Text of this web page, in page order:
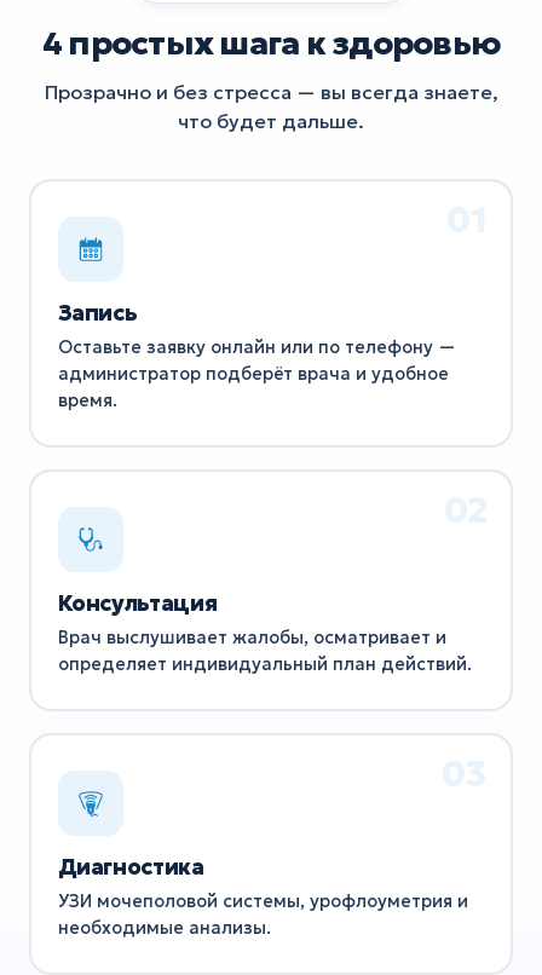
4 простых шага к здоровью
Прозрачно и без стресса — вы всегда знаете,
что будет дальше.
Запись
Оставьте заявку онлайн или по телефону —
администратор подберёт врача и удобное
время.
Консультация
Врач выслушивает жалобы, осматривает и
определяет индивидуальный план действий.
Диагностика
УЗИ мочеполовой системы, урофлоуметрия и
необходимые анализы.